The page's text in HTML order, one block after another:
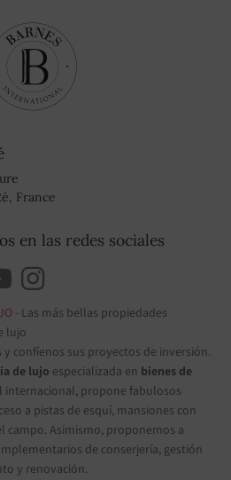
France
en las redes sociales
- Las más bellas propiedades
lujo
confíenos sus proyectos de inversión.
de lujo especializada en bienes de
internacional, propone fabulosos
a pistas de esquí, mansiones con
campo. Asimismo, proponemos a
de conserjería, gestión
y renovación.